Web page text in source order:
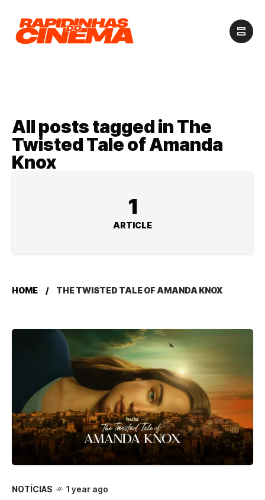
All posts tagged in The
Twisted Tale of Amanda
Knox
1
ARTICLE
HOME THE TWISTED TALE OF AMANDA KNOX
NOTÍCIAS 1 year ago